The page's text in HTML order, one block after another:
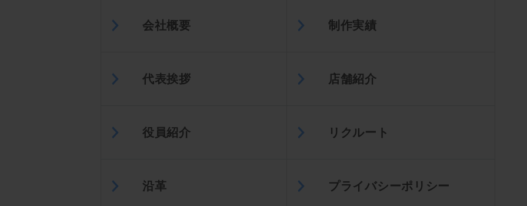
会社概要 制作実績
代表挨拶 店舗紹介
役員紹介 リクルート
沿革 プライバシーポリシー